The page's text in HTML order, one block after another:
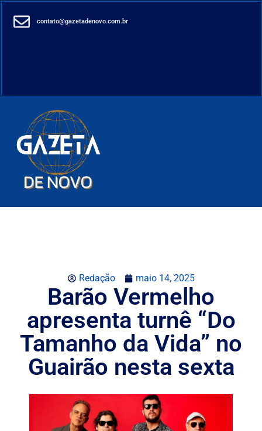
contato@gazetadenovo.com.br
Redação maio 14, 2025
Barão Vermelho
apresenta turnê “Do
Tamanho da Vida” no
Guairão nesta sexta